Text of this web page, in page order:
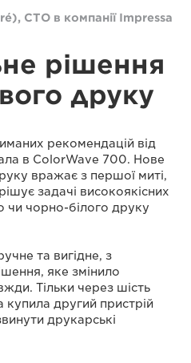
CTO в компанії Impressa
рішення
друку
рекомендацій від
в ColorWave 700. Нове
вражає з першої миті,
задачі високоякісних
чи чорно-білого друку
та вигідне, з
яке змінило
Тільки через шість
купила другий пристрій
друкарські